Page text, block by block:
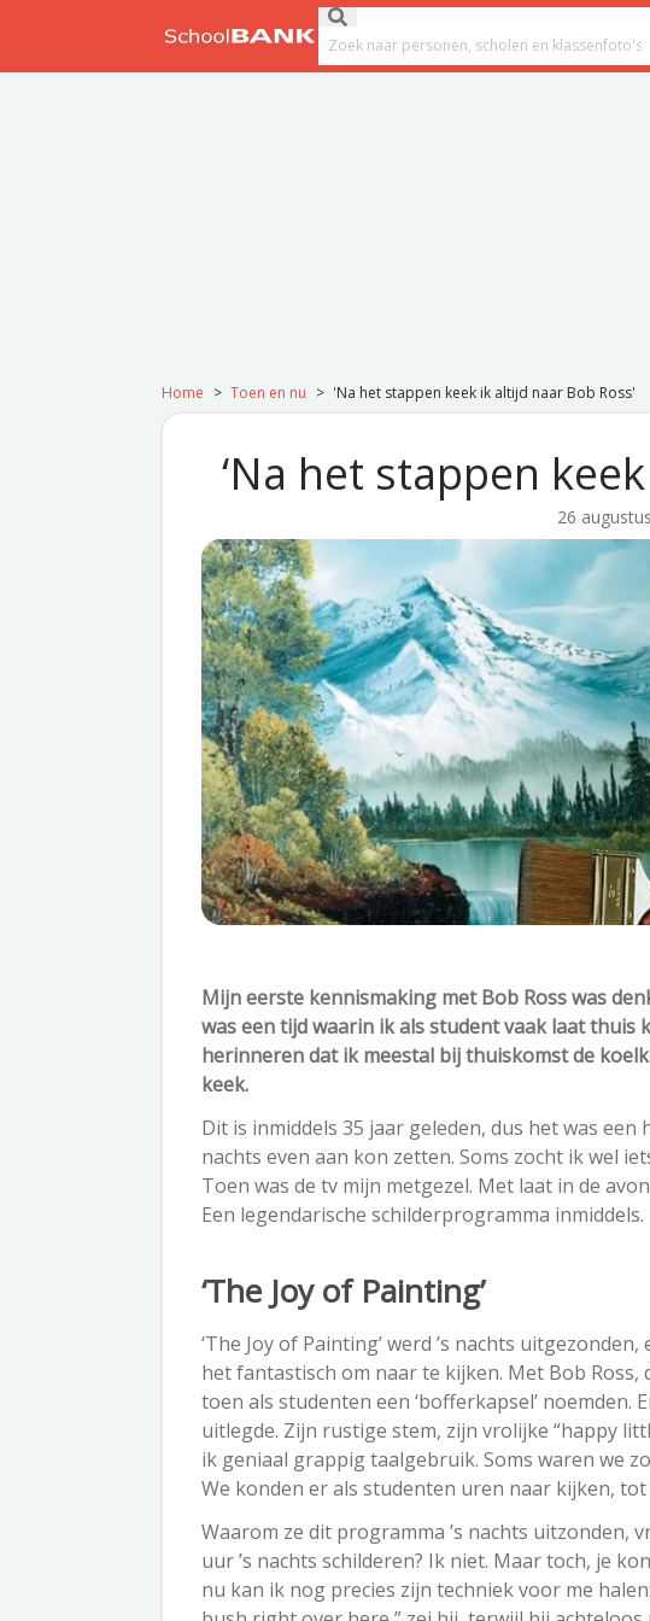
Submit search
Search field
Home > Toen en nu > 'Na het stappen keek ik altijd naar Bob Ross'
‘Na het stappen
26
Mijn eerste kennismaking met Bob Ross was
was een tijd waarin ik als student vaak laat thuis
herinneren dat ik meestal bij thuiskomst de
keek.
Dit is inmiddels 35 jaar geleden, dus het was een
nachts even aan kon zetten. Soms zocht ik wel
Toen was de tv mijn metgezel. Met laat in de
Een legendarische schilderprogramma inmiddels.
‘The Joy of Painting’
‘The Joy of Painting’ werd ’s nachts
het fantastisch om naar te kijken. Met Bob
toen als studenten een ‘bofferkapsel’
uitlegde. Zijn rustige stem, zijn vrolijke “happy
ik geniaal grappig taalgebruik. Soms waren we
We konden er als studenten uren naar kijken,
Waarom ze dit programma ’s nachts uitzonden,
uur ’s nachts schilderen? Ik niet. Maar toch, je
nu kan ik nog precies zijn techniek voor me